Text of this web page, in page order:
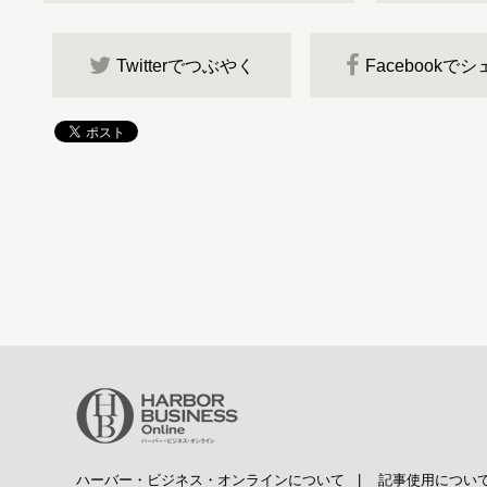
Twitterでつぶやく Facebookでシ
ハーバー・ビジネス・オンラインについて 記事使用につい